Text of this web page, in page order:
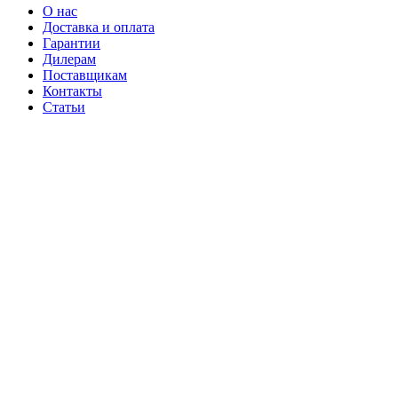
О нас
Доставка и оплата
Гарантии
Дилерам
Поставщикам
Контакты
Статьи